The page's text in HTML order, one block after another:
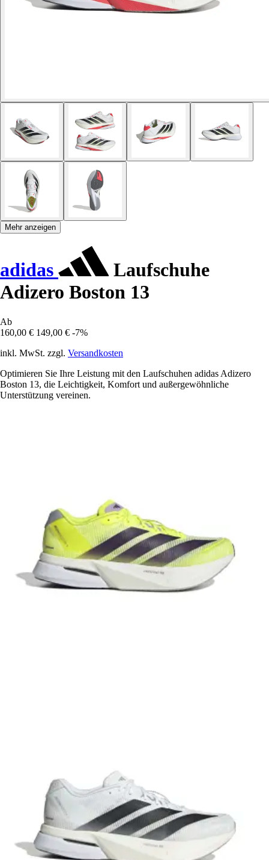
Mehr anzeigen
adidas
Laufschuhe
Adizero Boston 13
Ab
160,00 € 149,00 € -7%
inkl. MwSt. zzgl. Versandkosten
Optimieren Sie Ihre Leistung mit den Laufschuhen adidas Adizero
Boston 13, die Leichtigkeit, Komfort und außergewöhnliche
Unterstützung vereinen.